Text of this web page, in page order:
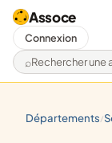
Assoce
Rechercher
Connexion
départements/